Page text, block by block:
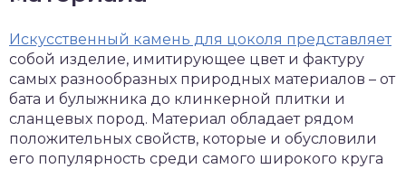
Искусственный камень для цоколя представляет
собой изделие, имитирующее цвет и фактуру
самых разнообразных природных материалов – от
бата и булыжника до клинкерной плитки и
сланцевых пород. Материал обладает рядом
положительных свойств, которые и обусловили
его популярность среди самого широкого круга